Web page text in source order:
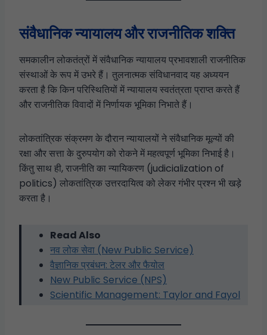
संवैधानिक न्यायालय और राजनीतिक शक्ति
समकालीन लोकतंत्रों में संवैधानिक न्यायालय प्रभावशाली राजनीतिक
संस्थाओं के रूप में उभरे हैं। तुलनात्मक संविधानवाद यह अध्ययन
करता है कि किन परिस्थितियों में न्यायालय स्वतंत्रता प्राप्त करते हैं
और राजनीतिक विवादों में निर्णायक भूमिका निभाते हैं।
लोकतांत्रिक संक्रमण के दौरान न्यायालयों ने संवैधानिक मूल्यों की
रक्षा और सत्ता के दुरुपयोग को रोकने में महत्वपूर्ण भूमिका निभाई है।
किंतु साथ ही, राजनीति का न्यायिकरण (judicialization of
politics) लोकतांत्रिक उत्तरदायित्व को लेकर गंभीर प्रश्न भी खड़े
करता है।
Read Also
नव लोक सेवा (New Public Service)
वैज्ञानिक प्रबंधन: टेलर और फैयोल
New Public Service (NPS)
Scientific Management: Taylor and Fayol